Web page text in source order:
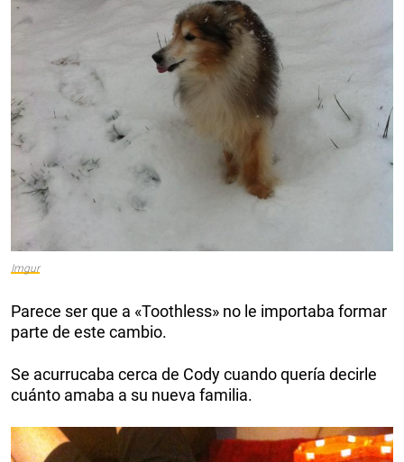
Imgur
Parece ser que a «Toothless» no le importaba formar
parte de este cambio.
Se acurrucaba cerca de Cody cuando quería decirle
cuánto amaba a su nueva familia.